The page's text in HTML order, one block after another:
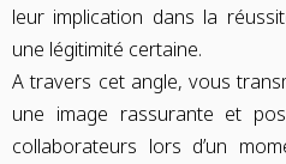
leur implication dans la
une légitimité certaine.
A travers cet angle, vous
une image rassurante et
collaborateurs lors d’un